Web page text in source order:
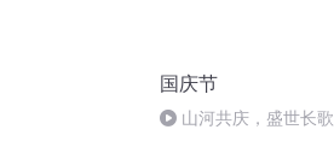
国庆节
山河共庆，盛世长歌